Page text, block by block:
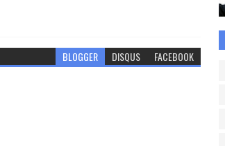
BLOGGER DISQUS FACEBOOK